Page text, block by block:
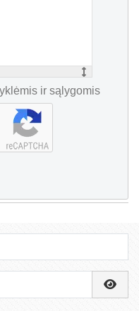
ir sąlygomis